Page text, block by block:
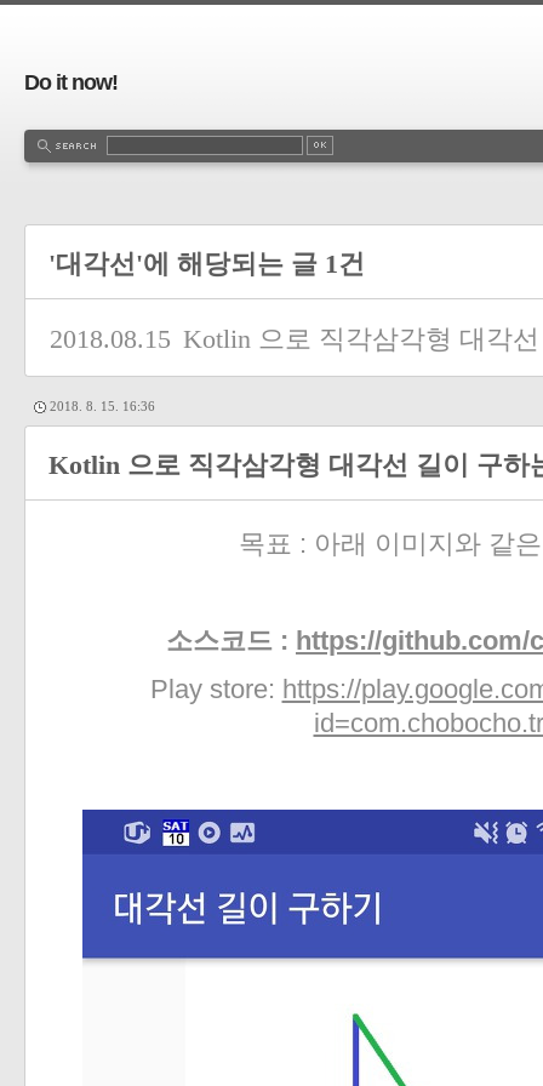
Do it now!
'대각선'에 해당되는 글 1건
2018.08.15 Kotlin 으로 직각삼각형 대각
2018. 8. 15. 16:36
Kotlin 으로 직각삼각형 대각선 길이 구하
목표 : 아래 이미지와 같
소스코드 : https://github.com/
Play store: https://